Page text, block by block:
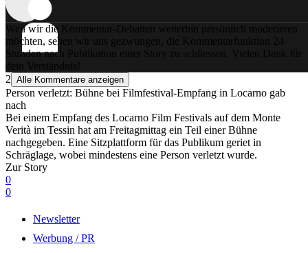
Weil wir die Kommentar-Debatten weiterhin persönlich moderieren
möchten, sehen wir uns gezwungen, die Kommentarfunktion 24
Stunden nach Publikation einer Story zu schliessen. Vielen Dank für
dein Verständnis!
2 Alle Kommentare anzeigen
Person verletzt: Bühne bei Filmfestival-Empfang in Locarno gab
nach
Bei einem Empfang des Locarno Film Festivals auf dem Monte
Verità im Tessin hat am Freitagmittag ein Teil einer Bühne
nachgegeben. Eine Sitzplattform für das Publikum geriet in
Schräglage, wobei mindestens eine Person verletzt wurde.
Zur Story
0
0
Newsletter
Werbung / PR